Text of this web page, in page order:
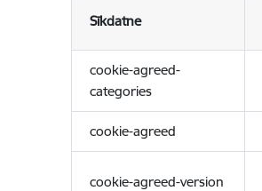
Sīkdatne
cookie-agreed-
categories
cookie-agreed
cookie-agreed-version